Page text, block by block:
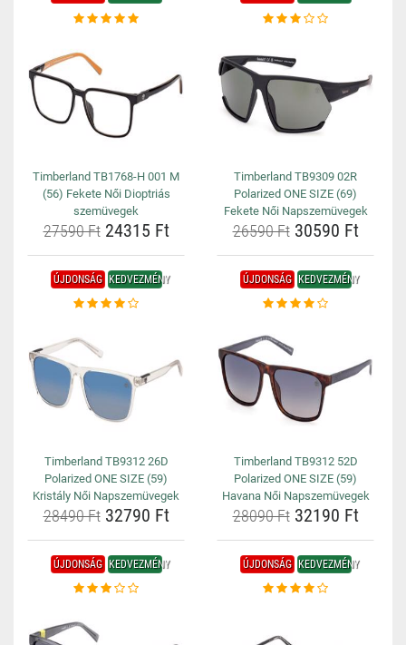
Timberland TB1768-H 001 M
(56) Fekete Női Dioptriás
szemüvegek
27590 Ft24315 Ft
Timberland TB9309 02R
Polarized ONE SIZE (69)
Fekete Női Napszemüvegek
26590 Ft30590 Ft
ÚJDONSÁG KEDVEZMÉNY
Timberland TB9312 26D
Polarized ONE SIZE (59)
Kristály Női Napszemüvegek
28490 Ft32790 Ft
ÚJDONSÁG KEDVEZMÉNY
Timberland TB9312 52D
Polarized ONE SIZE (59)
Havana Női Napszemüvegek
28090 Ft32190 Ft
ÚJDONSÁG KEDVEZMÉNY ÚJDONSÁG KEDVEZMÉNY